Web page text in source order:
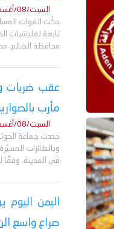
السبت/08/أغسطس/2026 - 11:09 م
دكّت القوات
تابعة لمليشيات
محافظة الضالع،
عقب ضربات
مأرب
السبت/08/أغسطس/2026 - 05:59 م
جددت جماعة
وبالطائرات
في المدينة، وفقًا
اليمن
صراع واسع